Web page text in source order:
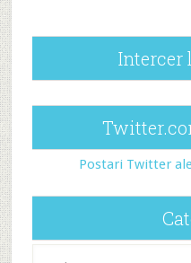
Intercer
Postari Twitter